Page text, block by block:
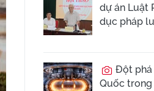
dự án Luật
dục pháp
Đột phá
Quốc